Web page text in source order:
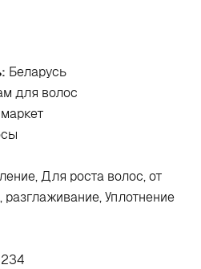
Беларусь
для волос
Для роста волос, от
Уплотнение